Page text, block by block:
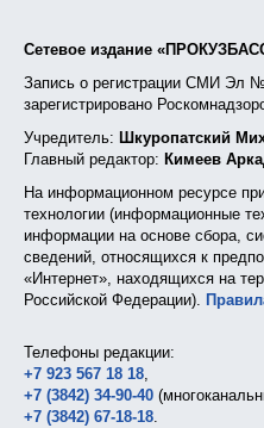
Сетевое издание
Запись о регистрации СМИ Эл
зарегистрировано
Учредитель: Шкуропатский
Главный редактор: Кимеев
На информационном ресурсе
технологии (информационные
информации на основе сбора,
сведений, относящихся к
«Интернет», находящихся на
Российской Федерации).
Телефоны редакции:
+7 923 567 18 18,
+7 (3842) 34-90-40
+7 (3842) 67-18-18.